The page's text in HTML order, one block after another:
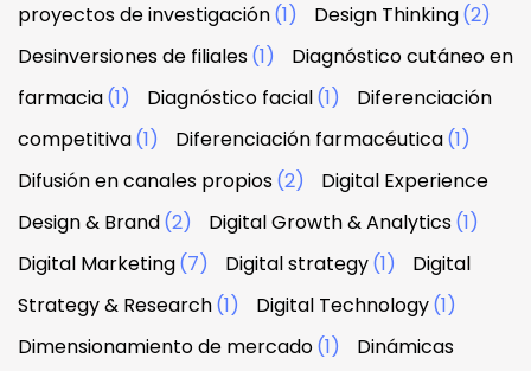
proyectos de investigación(1) Design Thinking(2)
Desinversiones de filiales(1)
Diagnóstico cutáneo en
farmacia(1) Diagnóstico facial(1)
Diferenciación
competitiva(1) Diferenciación farmacéutica(1)
Difusión en canales propios(2)
Digital Experience
Design & Brand(2) Digital Growth & Analytics(1)
Digital Marketing(7) Digital strategy(1)
Digital
Strategy & Research(1) Digital Technology(1)
Dimensionamiento de mercado(1)
Dinámicas